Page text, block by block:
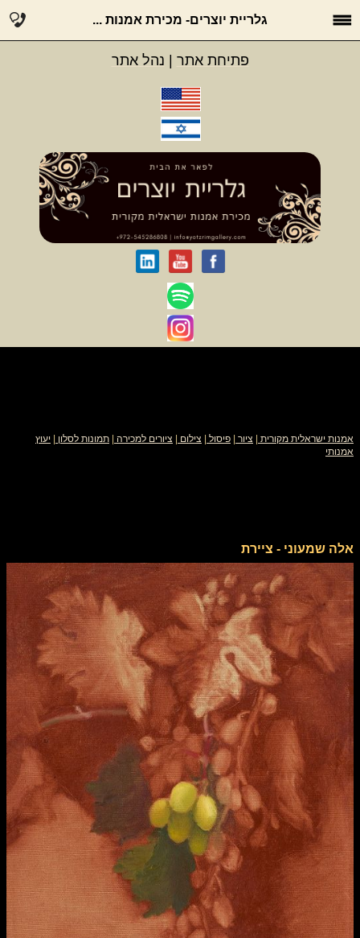
גלריית יוצרים- מכירת אמנות ...
פתיחת אתר נהל אתר
אמנות ישראלית מקורית ציור פיסול צילום ציורים למכירה תמונות לסלון
יעוץ
אמנותי
אלה שמעוני - ציירת